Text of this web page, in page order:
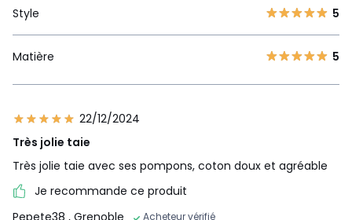
Style 5
Matière 5
22/12/2024
Très jolie taie
Très jolie taie avec ses pompons, coton doux et agréable
Je recommande ce produit
Pepete38 , Grenoble Acheteur vérifié